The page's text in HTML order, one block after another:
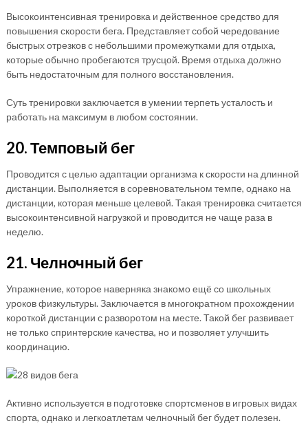
Высокоинтенсивная тренировка и действенное средство для
повышения скорости бега. Представляет собой чередование
быстрых отрезков с небольшими промежутками для отдыха,
которые обычно пробегаются трусцой. Время отдыха должно
быть недостаточным для полного восстановления.
Суть тренировки заключается в умении терпеть усталость и
работать на максимум в любом состоянии.
20. Темповый бег
Проводится с целью адаптации организма к скорости на длинной
дистанции. Выполняется в соревновательном темпе, однако на
дистанции, которая меньше целевой. Такая тренировка считается
высокоинтенсивной нагрузкой и проводится не чаще раза в
неделю.
21. Челночный бег
Упражнение, которое наверняка знакомо ещё со школьных
уроков физкультуры. Заключается в многократном прохождении
короткой дистанции с разворотом на месте. Такой бег развивает
не только спринтерские качества, но и позволяет улучшить
координацию.
Активно используется в подготовке спортсменов в игровых видах
спорта, однако и легкоатлетам челночный бег будет полезен.